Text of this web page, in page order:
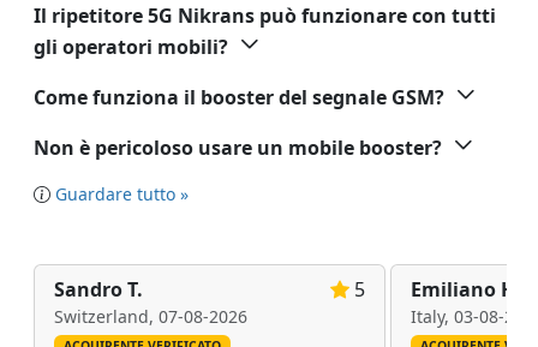
Il ripetitore 5G Nikrans può funzionare con tutti
gli operatori mobili?
Come funziona il booster del segnale GSM?
Non è pericoloso usare un mobile booster?
Guardare tutto »
Sandro T. 5
Switzerland, 07-08-2026
Emiliano H.
Italy, 03-08-